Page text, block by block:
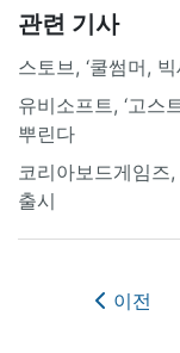
관련 기사
스토브, ‘쿨썸머,
유비소프트, ‘고스
뿌린다
코리아보드게임즈
출시
이전